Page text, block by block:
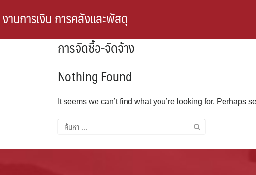
toงานการเงิน การคลังและพัสดุ
การจัดซื้อ-จัดจ้าง
Nothing Found
It seems we can’t find what you’re looking for. Perhaps
ค้นหา
สำหรับ: